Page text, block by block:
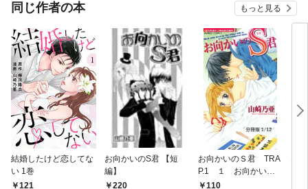
同じ作者の本 もっと見る
結婚したけど恋してな
い 1巻
121
お向かいのS君 【短
編】
220
お向かいのＳ君 TRA
P.1 １ お向かいの
Ｓ君【分冊版1/12】
110